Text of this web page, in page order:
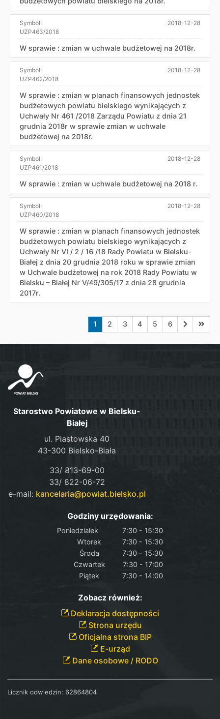
Symbol:
UZP463/2018
2018-12-28
W sprawie : zmian w uchwale budżetowej na 2018r.
Symbol:
UZP462/2018
2018-12-28
W sprawie : zmian w planach finansowych jednostek
budżetowych powiatu bielskiego wynikających z
Uchwały Nr 461 /2018 Zarządu Powiatu z dnia 21
grudnia 2018r w sprawie zmian w uchwale
budżetowej na 2018r.
Symbol:
UZP461/2018
2018-12-28
W sprawie : zmian w uchwale budżetowej na 2018 r.
Symbol:
UZP460/2018
2018-12-28
W sprawie : zmian w planach finansowych jednostek
budżetowych powiatu bielskiego wynikających z
Uchwały Nr VI / 2 / 16 /18 Rady Powiatu w Bielsku-
Białej z dnia 20 grudnia 2018 roku w sprawie zmian
w Uchwale budżetowej na rok 2018 Rady Powiatu w
Bielsku – Białej Nr V/49/305/17 z dnia 28 grudnia
2017r.
Aktualna strona nr 1
1 Przejdź do strony nr 2
2 Przejdź do strony nr 3
3 Przejdź do strony nr 4
4 Przejdź do strony
5 Przejdź do
6 Przejdź
Starostwo Powiatowe w Bielsku-
Białej
ul. Piastowska 40
43-300 Bielsko-Biała
33/ 813-69-00
33/ 822-06-72
e-mail: kancelaria@powiat.bielsko.pl
Godziny urzędowania:
Poniedziałek
7:30 - 15:30
Wtorek
7:30 - 15:30
Środa
7:30 - 15:30
Czwartek
7:30 - 17:00
Piątek
7:30 - 14:00
Zobacz również:
Deklaracja dostępności
Strona urzędu
Oficjalna strona BIP
E-urząd
Dane osobowe / RODO
Licznik odwiedzin: 62864804